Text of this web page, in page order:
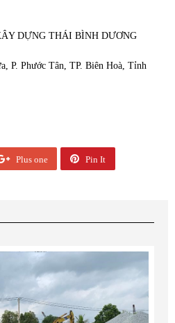
DỰNG THÁI BÌNH DƯƠNG
P. Phước Tân, TP. Biên Hoà, Tỉnh
Plus one Pin It